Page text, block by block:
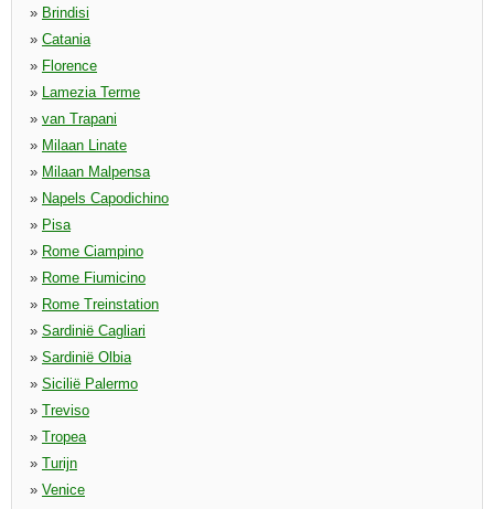
» Brindisi
» Catania
» Florence
» Lamezia Terme
» van Trapani
» Milaan Linate
» Milaan Malpensa
» Napels Capodichino
» Pisa
» Rome Ciampino
» Rome Fiumicino
» Rome Treinstation
» Sardinië Cagliari
» Sardinië Olbia
» Sicilië Palermo
» Treviso
» Tropea
» Turijn
» Venice